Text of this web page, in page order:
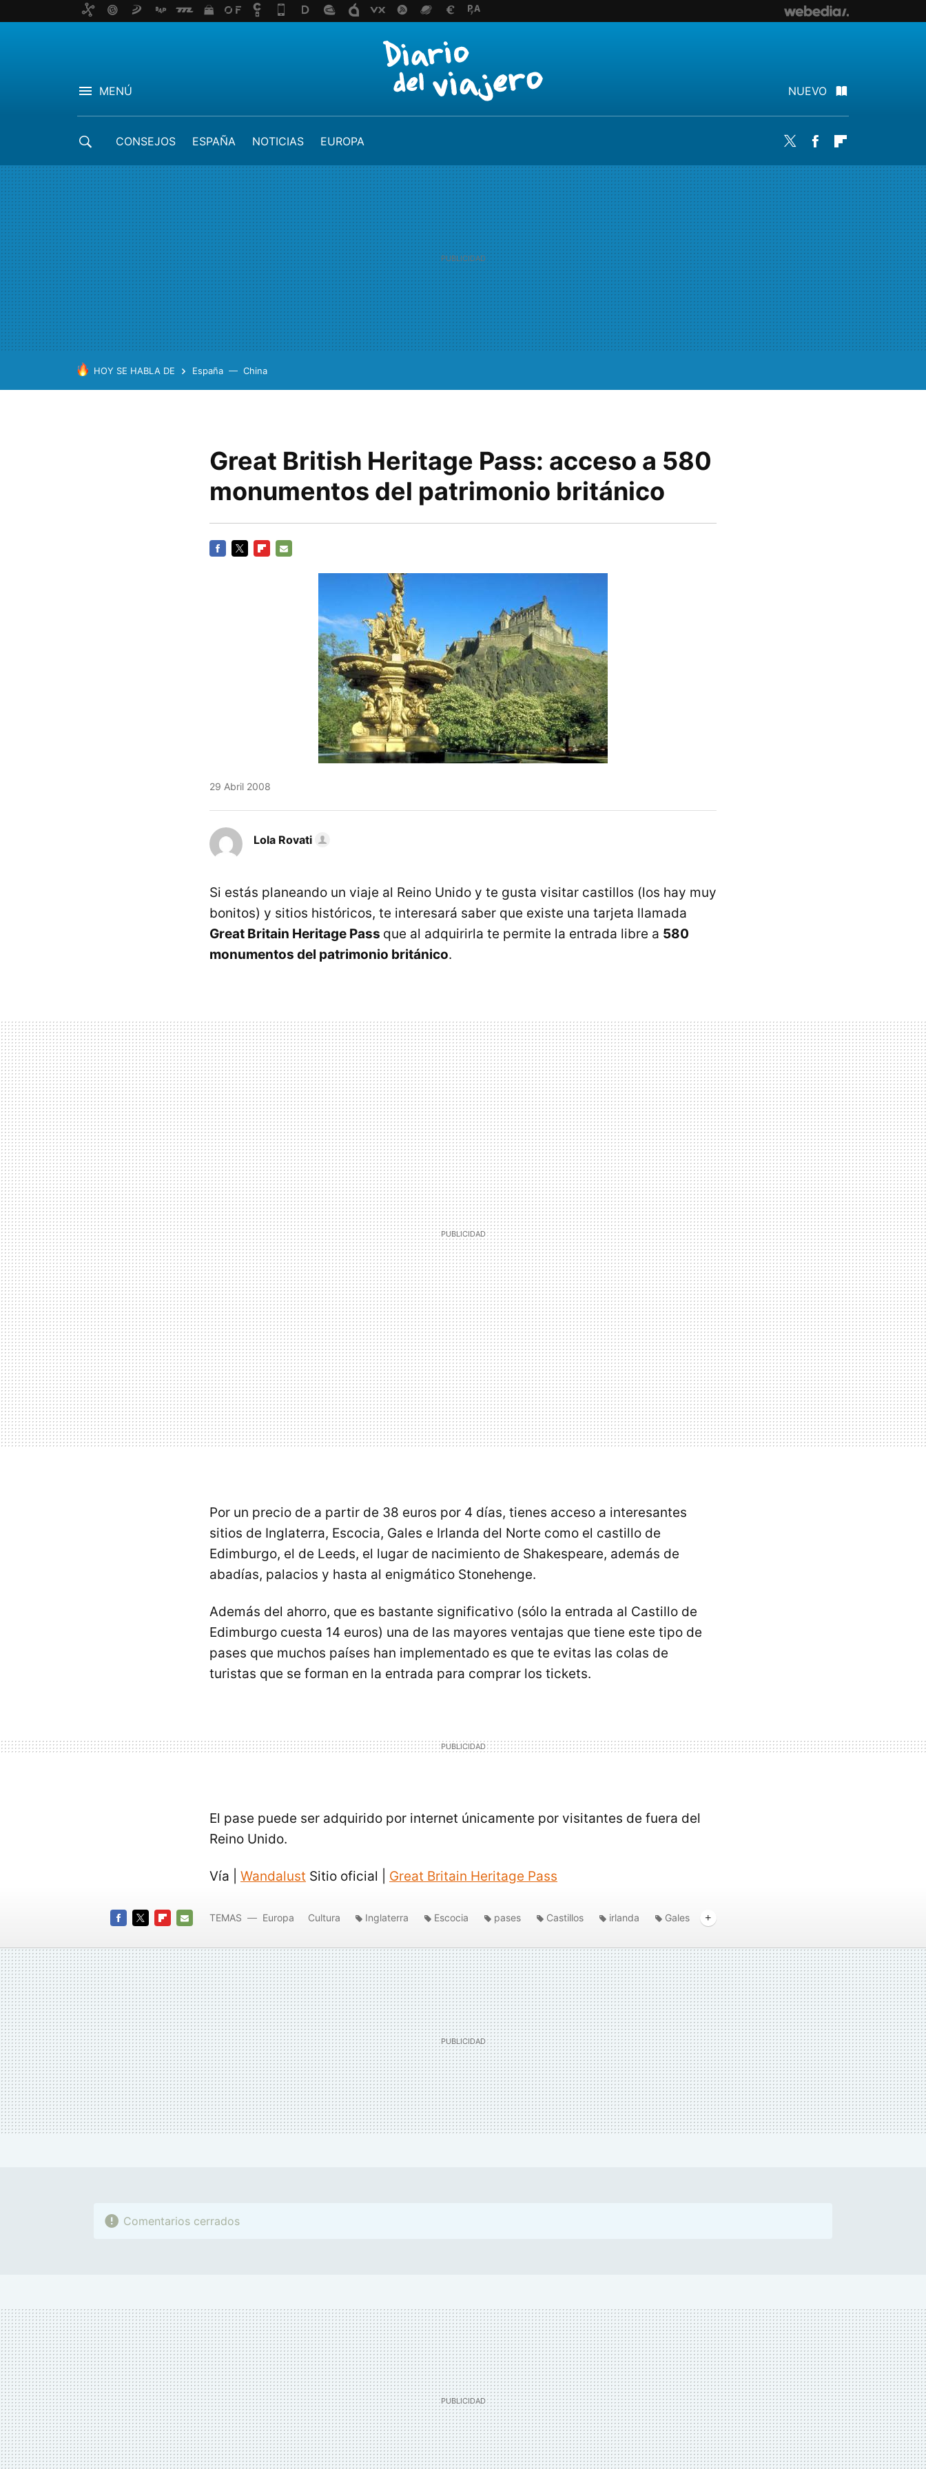
MENÚ NUEVO
CONSEJOS ESPAÑA NOTICIAS EUROPA Twitter Facebook
HOY SE HABLA DE España China
Great British Heritage Pass: acceso a 580
monumentos del patrimonio británico
29 Abril 2008
Lola Rovati
Si estás planeando un viaje al Reino Unido y te gusta visitar castillos (los hay muy
bonitos) y sitios históricos, te interesará saber que existe una tarjeta llamada
Great Britain Heritage Pass que al adquirirla te permite la entrada libre a 580
monumentos del patrimonio británico.
Por un precio de a partir de 38 euros por 4 días, tienes acceso a interesantes
sitios de Inglaterra, Escocia, Gales e Irlanda del Norte como el castillo de
Edimburgo, el de Leeds, el lugar de nacimiento de Shakespeare, además de
abadías, palacios y hasta al enigmático Stonehenge.
Además del ahorro, que es bastante significativo (sólo la entrada al Castillo de
Edimburgo cuesta 14 euros) una de las mayores ventajas que tiene este tipo de
pases que muchos países han implementado es que te evitas las colas de
turistas que se forman en la entrada para comprar los tickets.
El pase puede ser adquirido por internet únicamente por visitantes de fuera del
Reino Unido.
Vía | Wandalust Sitio oficial | Great Britain Heritage Pass
MAIL
TEMAS Europa Cultura Inglaterra Escocia pases Castillos irlanda
Gales
Comentarios cerrados